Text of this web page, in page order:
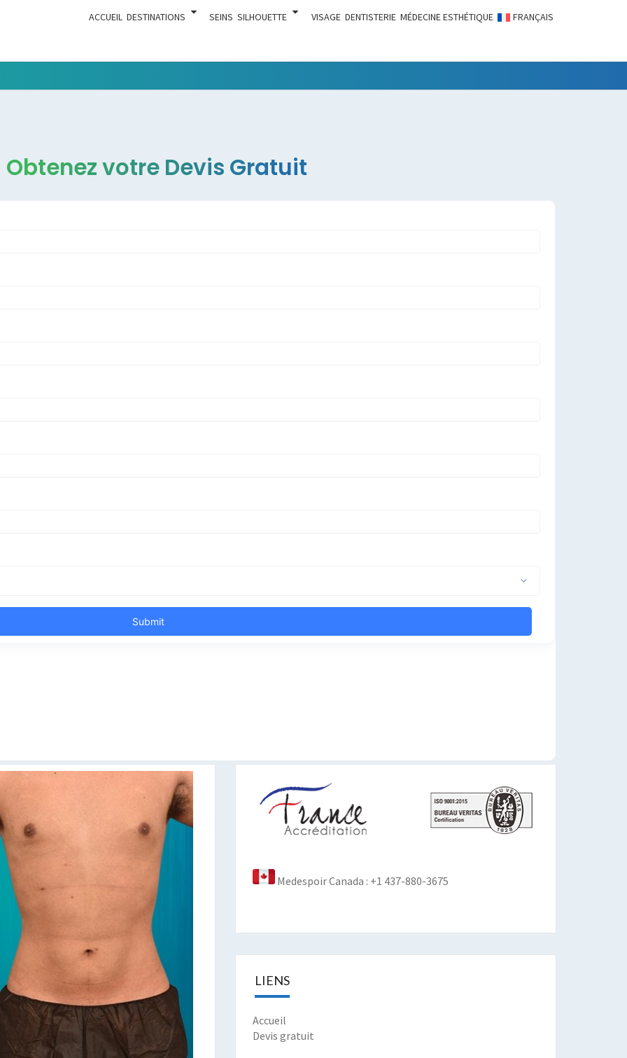
ACCUEIL DESTINATIONS SEINS SILHOUETTE VISAGE DENTISTERIE MÉDECINE ESTHÉTIQUE FRANÇAIS
Tout Ce
Chirurgie
Esthétique
Obtenez votre Devis Gratuit
Medespoir Canada : +1 437-880-3675
LIENS
Accueil
Devis gratuit